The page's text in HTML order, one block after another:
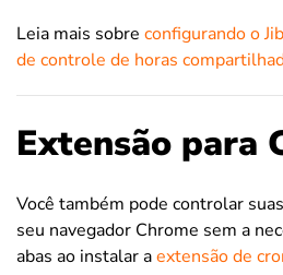
Leia mais sobre configurando o
de controle de horas
Extensão para
Você também pode controlar
seu navegador Chrome sem a
abas ao instalar aextensão de